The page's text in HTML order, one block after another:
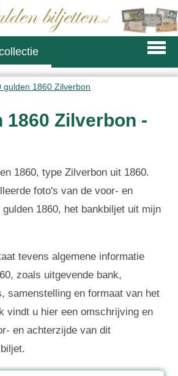
gulden 1860 Zilverbon
1860 Zilverbon -
1860, type Zilverbon uit 1860.
foto's van de voor- en
1860, het bankbiljet uit mijn
tevens algemene informatie
zoals uitgevende bank,
samenstelling en formaat van het
vindt u hier een omschrijving en
en achterzijde van dit